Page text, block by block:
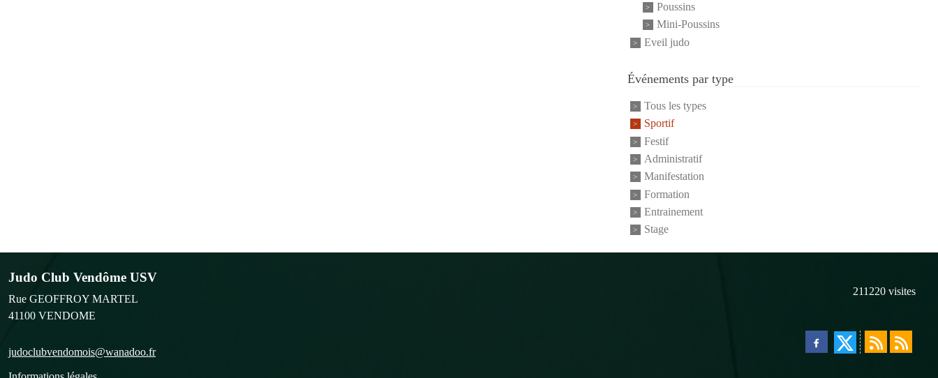
Poussins
Mini-Poussins
Eveil judo
Événements par type
Tous les types
Sportif
Festif
Administratif
Manifestation
Formation
Entrainement
Stage
Judo Club Vendôme USV
Rue GEOFFROY MARTEL
41100 VENDOME
judoclubvendomois@wanadoo.fr
211220 visites